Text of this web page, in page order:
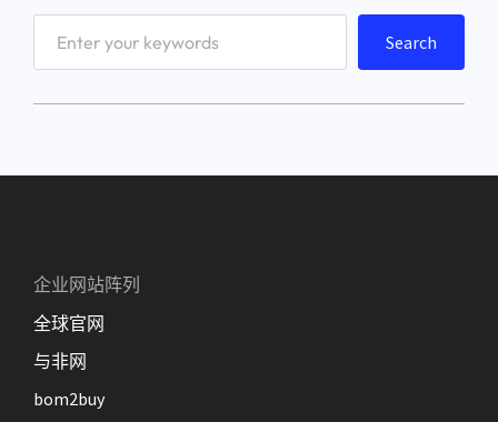
Search
企业网站阵列
全球官网
与非网
bom2buy